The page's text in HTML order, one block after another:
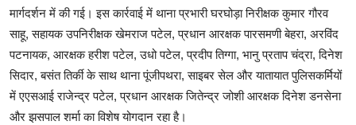
मार्गदर्शन में की गई। इस कार्रवाई में थाना प्रभारी घरघोड़ा निरीक्षक कुमार गौरव
साहू, सहायक उपनिरीक्षक खेमराज पटेल, प्रधान आरक्षक पारसमणी बेहरा, अरविंद
पटनायक, आरक्षक हरीश पटेल, उधो पटेल, प्रदीप तिग्गा, भानु प्रताप चंद्रा, दिनेश
सिदार, बसंत तिर्की के साथ थाना पूंजीपथरा, साइबर सेल और यातायात पुलिसकर्मियों
में एएसआई राजेन्द्र पटेल, प्रधान आरक्षक जितेन्द्र जोशी आरक्षक दिनेश डनसेना
और झसपाल शर्मा का विशेष योगदान रहा है।